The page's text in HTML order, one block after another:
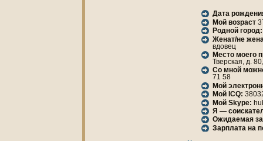
Дата
Мой возраст
Родной город:
Женaт/не
вдовец
Место моего
Тверская, д.
Со мной
71 58
Мой
Мой ICQ:
Мой Skype:
Я —
Ожидаемая
Зарплата нa